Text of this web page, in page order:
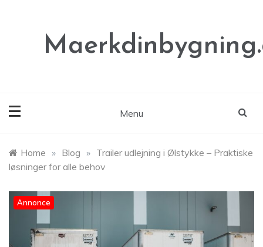
Menu
Home » Blog » Trailer udlejning i Ølstykke – Praktiske
løsninger for alle behov
Annonce